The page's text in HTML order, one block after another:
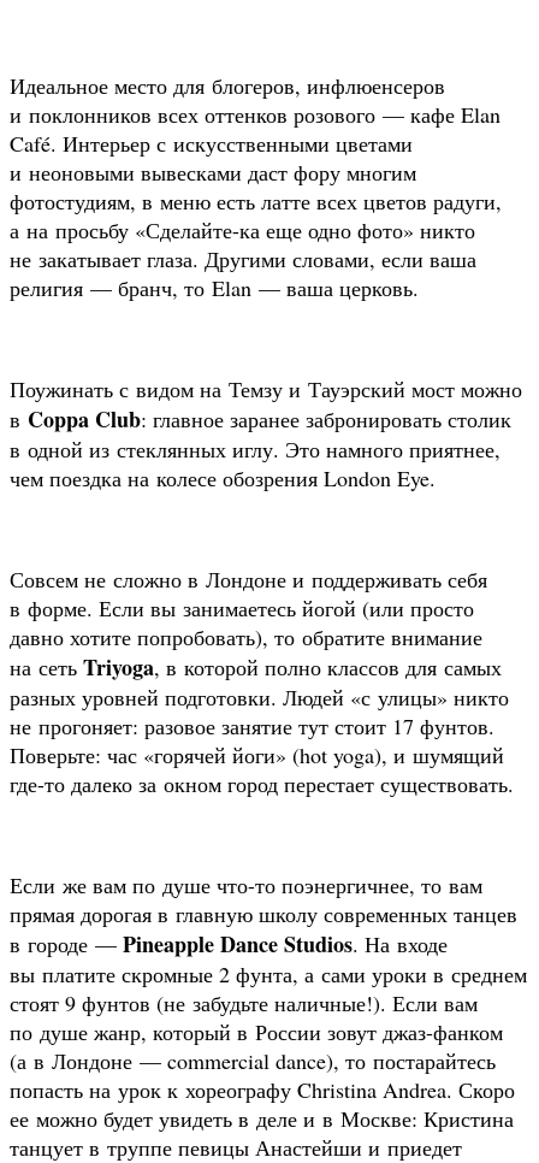
Идеальное место для блогеров, инфлюенсеров
и поклонников всех оттенков розового — кафе Elan
Café. Интерьер с искусственными цветами
и неоновыми вывесками даст фору многим
фотостудиям, в меню есть латте всех цветов радуги,
а на просьбу «Сделайте-ка еще одно фото» никто
не закатывает глаза. Другими словами, если ваша
религия — бранч, то Elan — ваша церковь.
Поужинать с видом на Темзу и Тауэрский мост можно
в Coppa Club: главное заранее забронировать столик
в одной из стеклянных иглу. Это намного приятнее,
чем поездка на колесе обозрения London Eye.
Совсем не сложно в Лондоне и поддерживать себя
в форме. Если вы занимаетесь йогой (или просто
давно хотите попробовать), то обратите внимание
на сеть Triyoga, в которой полно классов для самых
разных уровней подготовки. Людей «с улицы» никто
не прогоняет: разовое занятие тут стоит 17 фунтов.
Поверьте: час «горячей йоги» (hot yoga), и шумящий
где-то далеко за окном город перестает существовать.
Если же вам по душе что-то поэнергичнее, то вам
прямая дорогая в главную школу современных танцев
в городе — Pineapple Dance Studios. На входе
вы платите скромные 2 фунта, а сами уроки в среднем
стоят 9 фунтов (не забудьте наличные!). Если вам
по душе жанр, который в России зовут джаз-фанком
(а в Лондоне — commercial dance), то постарайтесь
попасть на урок к хореографу Christina Andrea. Скоро
ее можно будет увидеть в деле и в Москве: Кристина
танцует в труппе певицы Анастейши и приедет